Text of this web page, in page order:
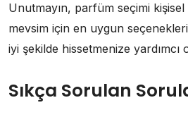
Unutmayın, parfüm seçimi
mevsim için en uygun
iyi şekilde hissetmenize yardımcı
Sıkça Sorulan